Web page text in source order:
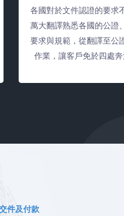
各國對於文件認證的要求
萬大翻譯熟悉各國的公證
要求與規範，從翻譯至公
作業，讓客戶免於四處
件及付款